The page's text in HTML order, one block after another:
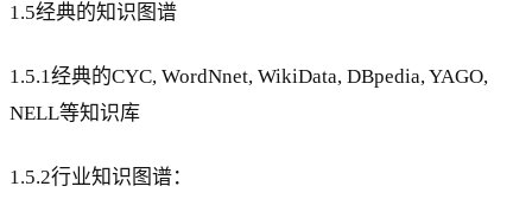
1.5经典的知识图谱
1.5.1经典的CYC, WordNnet, WikiData, DBpedia, YAGO,
NELL等知识库
1.5.2行业知识图谱：